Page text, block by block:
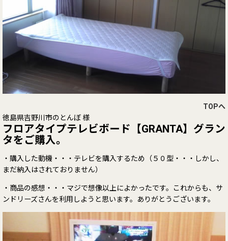
TOPへ
徳島県吉野川市のとんぼ 様
フロアタイプテレビボード【GRANTA】グラン
タをご購入。
・購入した動機・・・テレビを購入するため（５０型・・・しかし、
まだ納入はされておりません）
・商品の感想・・・マジで想像以上によかったです。これからも、サ
ンドリーズさんを利用しようと思います。ありがとうございます。